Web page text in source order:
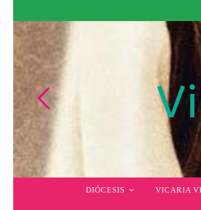
DIÓCESIS VICARIA VI